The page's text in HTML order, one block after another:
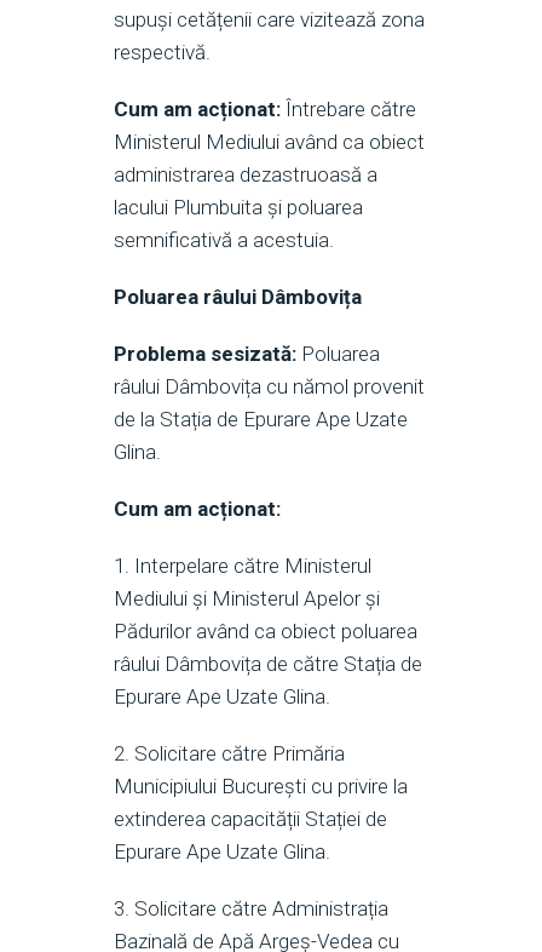
supuși cetățenii care vizitează zona
respectivă.
Cum am acționat: Întrebare către
Ministerul Mediului având ca obiect
administrarea dezastruoasă a
lacului Plumbuita și poluarea
semnificativă a acestuia.
Poluarea râului Dâmbovița
Problema sesizată: Poluarea
râului Dâmbovița cu nămol provenit
de la Stația de Epurare Ape Uzate
Glina.
Cum am acționat:
1. Interpelare către Ministerul
Mediului și Ministerul Apelor și
Pădurilor având ca obiect poluarea
râului Dâmbovița de către Stația de
Epurare Ape Uzate Glina.
2. Solicitare către Primăria
Municipiului București cu privire la
extinderea capacității Stației de
Epurare Ape Uzate Glina.
3. Solicitare către Administrația
Bazinală de Apă Argeș-Vedea cu